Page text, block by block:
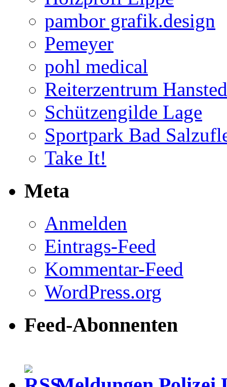
pambor grafik.design
Pemeyer
pohl medical
Reiterzentrum
Schützengilde Lage
Sportpark Bad
Take It!
Meta
Anmelden
Eintrags-Feed
Kommentar-Feed
WordPress.org
Feed-Abonnenten